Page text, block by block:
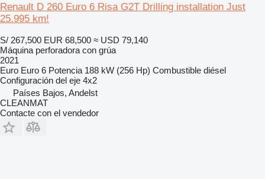
Renault D 260 Euro 6 Risa G2T Drilling installation Just
25.995 km!
S/ 267,500 EUR 68,500 ≈ USD 79,140
Máquina perforadora con grúa
2021
Euro Euro 6 Potencia 188 kW (256 Hp) Combustible diésel
Configuración del eje 4x2
Países Bajos, Andelst
CLEANMAT
Contacte con el vendedor